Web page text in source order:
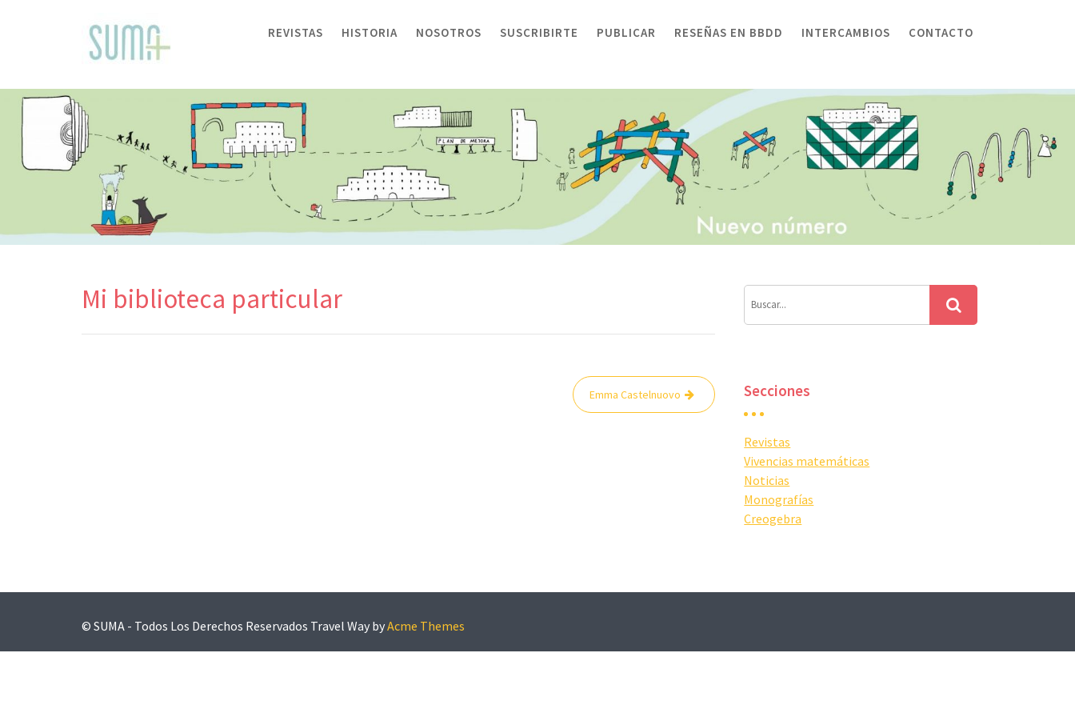
REVISTAS HISTORIA NOSOTROS SUSCRIBIRTE PUBLICAR RESEÑAS EN BBDD INTERCAMBIOS CONTACTO
Mi biblioteca particular
Emma Castelnuovo Secciones
Revistas
Vivencias matemáticas
Noticias
Monografías
Creogebra
© SUMA - Todos Los Derechos Reservados Travel Way byAcme Themes